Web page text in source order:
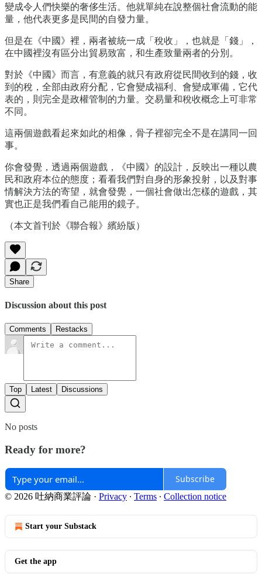
變成令人們快樂的奢侈生活。他就單純在說整個社會流動的能
量，他代表更多是民間的自發力量。
但是在《中國》裡，兩者被統一成「稅收」，也就是「錢」，
在中國裡沒有區分出貿易致富，和生產致量兩者的分別。
對於《中國》而言，有意義的就只有政府從民間收到的錢，收
到的稅，全部由政府分配，它會變成福利、會變成軍備，它代
表的，則完全是政權管制的力量。交易量和稅收概念上可非常
不同。
這兩個遊戲看起來如此的相像，骨子裡卻完全不是在講同一回
事。
你會發覺，透過兩個遊戲，《中國》的設計，反映出一種以農
民和政府本位的態度；看看我們對自身的形象投射，以及對事
情解決方法的寄望，就會發覺，一個社會做出怎樣的遊戲，其
實也正是我們看自己能用的鏡子。
（本文首刊於《聯合報》繽紛版）
Share
Discussion about this post
Comments Restacks
Top Latest Discussions
No posts
Ready for more?
Subscribe
© 2026 吐納商業評論 · Privacy ∙ Terms ∙ Collection notice
Start your Substack
Get the app